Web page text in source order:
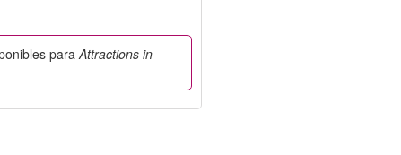
paraAttractions in